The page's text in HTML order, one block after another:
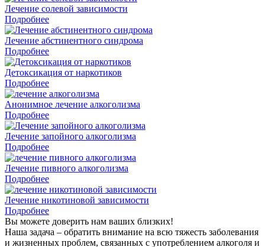
Лечение солевой зависимости
Подробнее
Лечение абстинентного синдрома
Подробнее
Детоксикация от наркотиков
Подробнее
Анонимное лечение алкоголизма
Подробнее
Лечение запойного алкоголизма
Подробнее
Лечение пивного алкоголизма
Подробнее
Лечение никотиновой зависимости
Подробнее
Вы можете доверить нам ваших близких!
Наша задача – обратить внимание на всю тяжесть заболевания
и жизненных проблем, связанных с употреблением алкоголя и